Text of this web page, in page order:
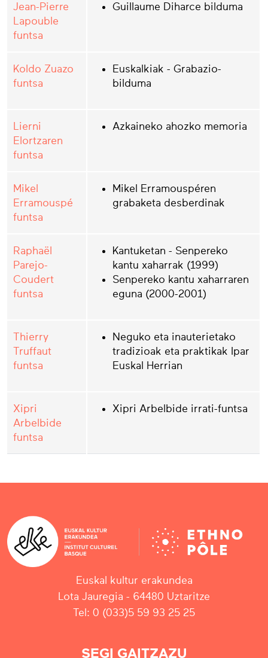
Jean-Pierre
Lapouble
funtsa
Guillaume Diharce bilduma
Koldo Zuazo
funtsa
Euskalkiak - Grabazio-
bilduma
Lierni
Elortzaren
funtsa
Azkaineko ahozko memoria
Mikel
Erramouspé
funtsa
Mikel Erramouspéren
grabaketa desberdinak
Raphaël
Parejo-
Coudert
funtsa
Kantuketan - Senpereko
kantu xaharrak (1999)
Senpereko kantu xaharraren
eguna (2000-2001)
Thierry
Truffaut
funtsa
Neguko eta inauterietako
tradizioak eta praktikak Ipar
Euskal Herrian
Xipri
Arbelbide
funtsa
Xipri Arbelbide irrati-funtsa
Euskal kultur erakundea
Lota Jauregia - 64480 Uztaritze
Tel: 0 (033)5 59 93 25 25
SEGI GAITZAZU